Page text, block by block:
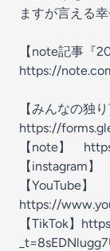
ますが言える
【note記事『
https://
【みんなの独
https://
【note】
【instagram
【YouTube】
https://
【TikTok】